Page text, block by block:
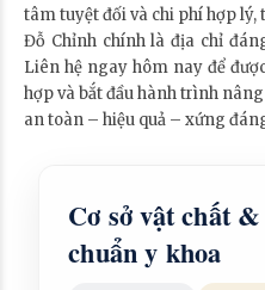
tâm tuyệt đối và chi phí hợp lý,
Đỗ Chỉnh chính là địa chỉ
Liên hệ ngay hôm nay để
hợp và bắt đầu hành trình
an toàn – hiệu quả – xứng
Cơ sở vật chất
chuẩn y khoa